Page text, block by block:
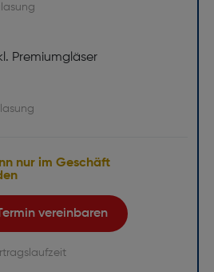
Premiumgläser
nur im Geschäft
vereinbaren